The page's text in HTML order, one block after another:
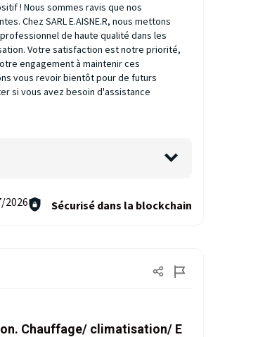
! Nous sommes ravis que nos
Chez SARL E.AISNE.R, nous mettons
de haute qualité dans les
Votre satisfaction est notre priorité,
engagement à maintenir ces
vous revoir bientôt pour de futurs
si vous avez besoin d'assistance
2026 Sécurisé dans la blockchain
Chauffage/ climatisation/ E